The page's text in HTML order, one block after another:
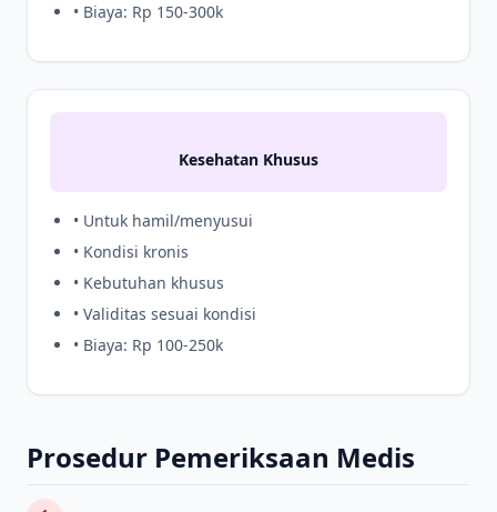
• Biaya: Rp 150-300k
Kesehatan Khusus
• Untuk hamil/menyusui
• Kondisi kronis
• Kebutuhan khusus
• Validitas sesuai kondisi
• Biaya: Rp 100-250k
Prosedur Pemeriksaan Medis